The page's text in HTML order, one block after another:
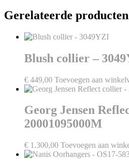
Gerelateerde producten
Blush collier –
€ 449,00 Toevoegen aan
Georg Jensen
20001095000M
€ 1.300,00 Toevoegen aan